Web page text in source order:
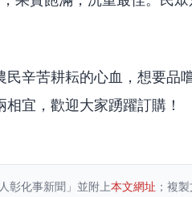
辛苦耕耘的心血，想要品
宜，歡迎大家踴躍訂購！
彰化事新聞」並附上本文網址 ；複